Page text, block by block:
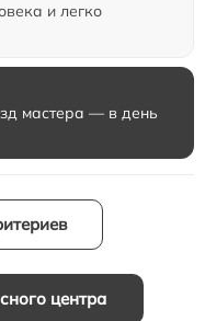
и легко
мастера — в день
центра